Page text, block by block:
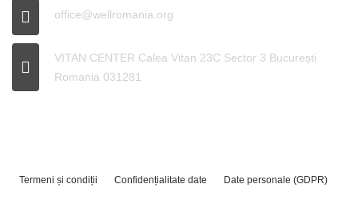
office@wellromania.org
VITAN CENTER Calea Vitan 23C Sector 3 București
Romania 031281
Termeni și condiții Confidențialitate date Date personale (GDPR)